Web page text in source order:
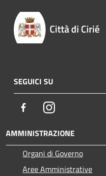
Città di Cirié
SEGUICI SU
FacebookInstagram
AMMINISTRAZIONE
Organi di Governo
Aree Amministrative